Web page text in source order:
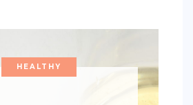
HEALTHY